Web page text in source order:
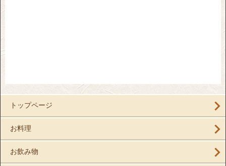
トップページ
お料理
お飲み物